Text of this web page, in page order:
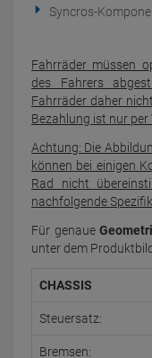
Syncros-
Fahrräder müssen
des Fahrers
Fahrräder daher
Bezahlung ist nur per
Achtung: Die
können bei einigen
Rad nicht
nachfolgende
Für genaue
unter dem Produktbild.
CHASSIS
Steuersatz:
Bremsen: